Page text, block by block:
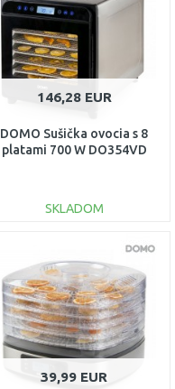
146,28 EUR
DOMO Sušička ovocia s 8
platami 700 W DO354VD
SKLADOM
Porovnať
39,99 EUR